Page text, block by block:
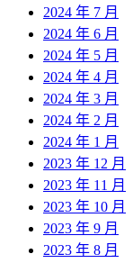
2024 年 7 月
2024 年 6 月
2024 年 5 月
2024 年 4 月
2024 年 3 月
2024 年 2 月
2024 年 1 月
2023 年 12 月
2023 年 11 月
2023 年 10 月
2023 年 9 月
2023 年 8 月